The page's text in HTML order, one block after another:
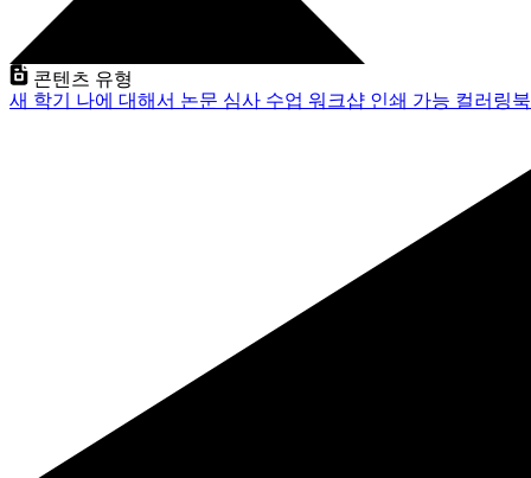
콘텐츠 유형
새 학기 나에 대해서 논문 심사 수업 워크샵 인쇄 가능 컬러링북